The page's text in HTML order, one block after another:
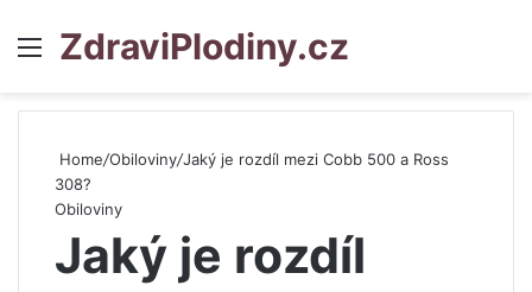
Menu
ZdraviPlodiny.cz
Home/Obiloviny/Jaký je rozdíl mezi Cobb 500 a Ross
308?
Obiloviny
Jaký je rozdíl